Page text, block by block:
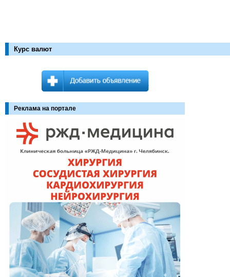
Курс валют
Реклама на портале